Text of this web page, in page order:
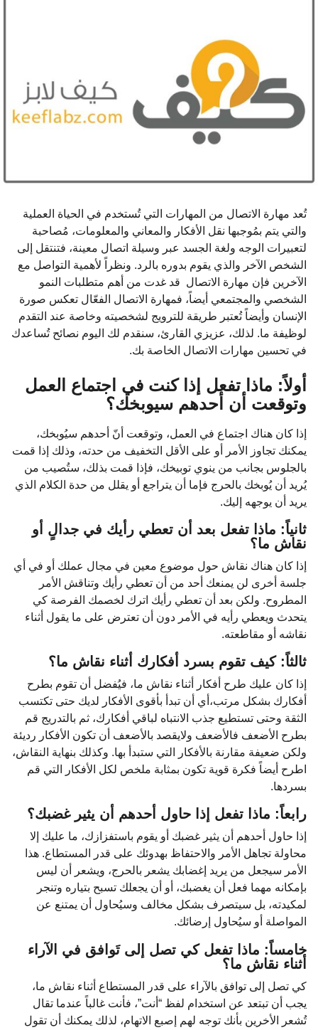
تُعد مهارة الاتصال من المهارات التي تُستخدم في الحياة العملية
والتي يتم بمُوجبها نقل الأفكار والمعاني والمعلومات، مُصاحبة
لتعبيرات الوجه ولغة الجسد عبر وسيلة اتصال معينة، فتنتقل إلى
الشخص الآخر والذي يقوم بدوره بالرد. ونظراً لأهمية التواصل مع
الآخرين فإن مهارة الاتصال قد غدت من أهم متطلبات النمو
الشخصي والمجتمعي أيضاً، فمهارة الاتصال الفعّال تعكس صورة
الإنسان وأيضاً تُعتبر طريقة للترويج لشخصيته وخاصة عند التقدم
لوظيفة ما. لذلك، عزيزي القارئ، سنقدم لك اليوم نصائح تُساعدك
في تحسين مهارات الاتصال الخاصة بك.
أولاً: ماذا تفعل إذا كنت في اجتماع العمل
وتوقعت أن أحدهم سيوبخك؟
إذا كان هناك اجتماع في العمل، وتوقعت أنّ أحدهم سيُوبخك،
يمكنك تجاوز الأمر أو على الأقل التخفيف من حدته، وذلك إذا قمت
بالجلوس بجانب من ينوي توبيخك، فإذا قمت بذلك، ستُصيب من
يُريد أن يُوبخك بالحرج فإما أن يتراجع أو يقلل من حدة الكلام الذي
يريد أن يوجهه إليك.
ثانياً: ماذا تفعل بعد أن تعطي رأيك في جدالٍ أو
نقاش ما؟
إذا كان هناك نقاش حول موضوع معين في مجال عملك أو في أي
جلسة أخرى لن يمنعك أحد من أن تعطي رأيك وتناقش الأمر
المطروح. ولكن بعد أن تعطي رأيك اترك لخصمك الفرصة كي
يتحدث ويعطي رأيه في الأمر دون أن تعترض على ما يقول أثناء
نقاشه أو مقاطعته.
ثالثاً: كيف تقوم بسرد أفكارك أثناء نقاش ما؟
إذا كان عليك طرح أفكار أثناء نقاش ما، فيُفضل أن تقوم بطرح
أفكارك بشكل مرتب،أي أن تبدأ بأقوى الأفكار لديك حتى تكتسب
الثقة وحتى تستطيع جذب الانتباه لباقي أفكارك، ثم بالتدريج قم
بطرح الأضعف فالأضعف ولايقصد بالأضعف أن تكون الأفكار رديئة
ولكن ضعيفة مقارنة بالأفكار التي ستبدأ بها. وكذلك بنهاية النقاش،
اطرح أيضاً فكرة قوية تكون بمثابة ملخص لكل الأفكار التي قم
بسردها.
رابعاً: ماذا تفعل إذا حاول أحدهم أن يثير غضبك؟
إذا حاول أحدهم أن يثير غضبك أو يقوم باستفزازك، ما عليك إلا
محاولة تجاهل الأمر والاحتفاظ بهدوئك على قدر المستطاع. هذا
الأمر سيجعل من يريد إغضابك يشعر بالحرج، ويشعر أن ليس
بإمكانه مهما فعل أن يغضبك، أو أن يجعلك تسبح بتياره وتنجر
لمكيدته، بل سيتصرف بشكل مخالف وسيُحاول أن يمتنع عن
المواصلة أو سيُحاول إرضائك.
خامساً: ماذا تفعل كي تصل إلى تَوافق في الآراء
أثناء نقاش ما؟
كي تصل إلى توافق بالآراء على قدر المستطاع أثناء نقاش ما،
يجب أن تبتعد عن استخدام لفظ “أنت”، فأنت غالباً عندما تقال
تُشعر الأخرين بأنك توجه لهم إصبع الاتهام، لذلك يمكنك أن تقول